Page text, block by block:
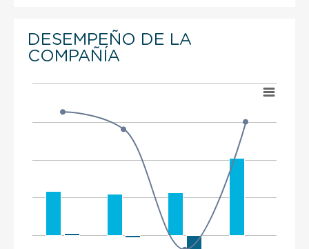
DESEMPEÑO DE LA
COMPAÑÍA